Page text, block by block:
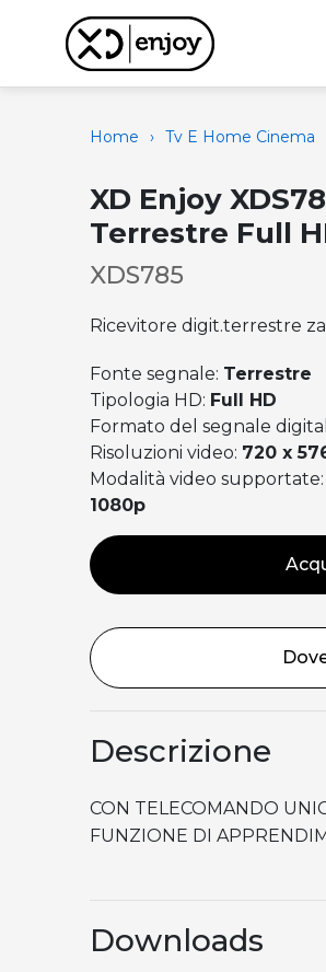
Home › Tv E Home Cinema
XD Enjoy
Terrestre Full
XDS785
Ricevitore digit.terrestre
Fonte segnale: Terrestre
Tipologia HD: Full HD
Formato del segnale
Risoluzioni video: 720 x
Modalità video
1080p
Descrizione
CON TELECOMANDO
FUNZIONE DI
Downloads